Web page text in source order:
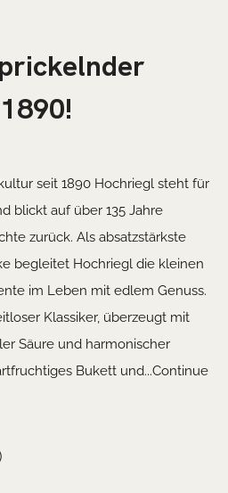
seit 1890 Hochriegl steht für
blickt auf über 135 Jahre
zurück. Als absatzstärkste
begleitet Hochriegl die kleinen
im Leben mit edlem Genuss.
Klassiker, überzeugt mit
Säure und harmonischer
Bukett und...Continue